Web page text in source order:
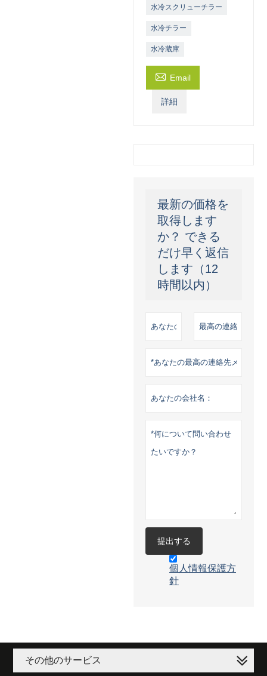
水冷スクリューチラー
水冷チラー
水冷蔵庫
 Email
詳細
最新の価格を
取得します
か？ できる
だけ早く返信
します（12
時間以内）
提出する
個人情報保護方
針
その他のサービス